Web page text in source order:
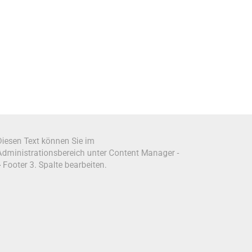
Text können Sie im
unter Content Manager -
Footer 3. Spalte bearbeiten.